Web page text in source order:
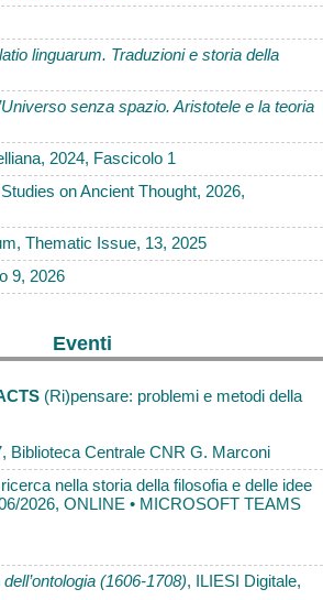
linguarum. Traduzioni e storia della
senza spazio. Aristotele e la teoria
2024, Fascicolo 1
on Ancient Thought, 2026,
Thematic Issue, 13, 2025
9, 2026
Eventi
(Ri)pensare: problemi e metodi della
Biblioteca Centrale CNR G. Marconi
nella storia della filosofia e delle idee
2026, ONLINE • MICROSOFT TEAMS
(1606-1708), ILIESI Digitale,